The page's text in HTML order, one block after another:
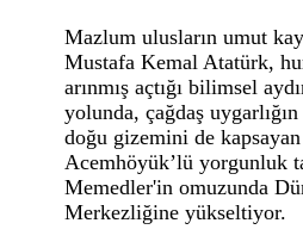
Mazlum ulusların umut
Mustafa Kemal Atatürk,
arınmış açtığı bilimsel
yolunda, çağdaş
doğu gizemini de
Acemhöyük’lü yorgunluk
Memedler'in omuzunda
Merkezliğine yükseltiyor.